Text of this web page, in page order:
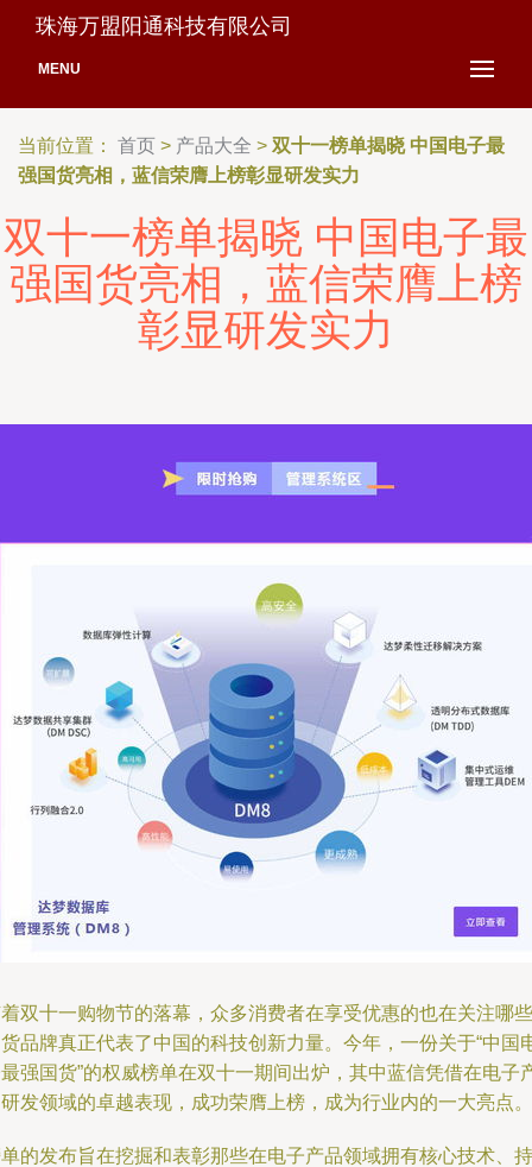
珠海万盟阳通科技有限公司
MENU
当前位置： 首页 > 产品大全 > 双十一榜单揭晓 中国电子最
强国货亮相，蓝信荣膺上榜彰显研发实力
双十一榜单揭晓 中国电子最
强国货亮相，蓝信荣膺上榜
彰显研发实力
双十一购物节的落幕，众多消费者在享受优惠的也在关注哪些
品牌真正代表了中国的科技创新力量。今年，一份关于“中国
强国货”的权威榜单在双十一期间出炉，其中蓝信凭借在电子
发领域的卓越表现，成功荣膺上榜，成为行业内的一大亮点。
的发布旨在挖掘和表彰那些在电子产品领域拥有核心技术、持